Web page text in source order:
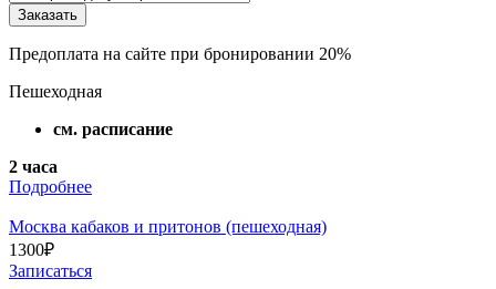
Предоплата на сайте при бронировании 20%
Пешеходная
см. расписание
2 часа
Подробнее
Москва кабаков и притонов (пешеходная)
1300₽
Записаться